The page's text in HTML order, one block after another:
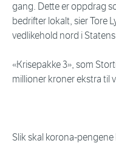
gang. Dette er oppdrag
bedrifter lokalt, sier Tore
vedlikehold nord i
«Krisepakke 3», som
millioner kroner ekstra til
Slik skal korona-pengene